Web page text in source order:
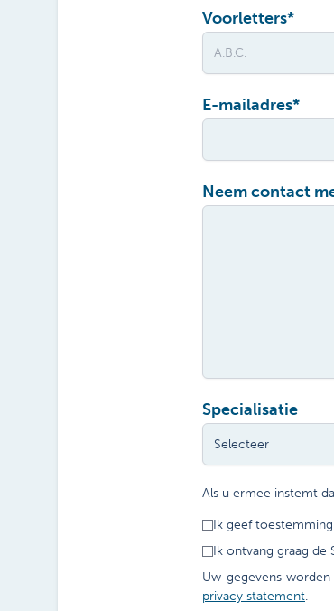
Voorletters*
E-mailadres*
Neem contact
Specialisatie
Als u ermee instemt
Ik geef
Ik ontvang graag de
Uw gegevens
privacy statement.